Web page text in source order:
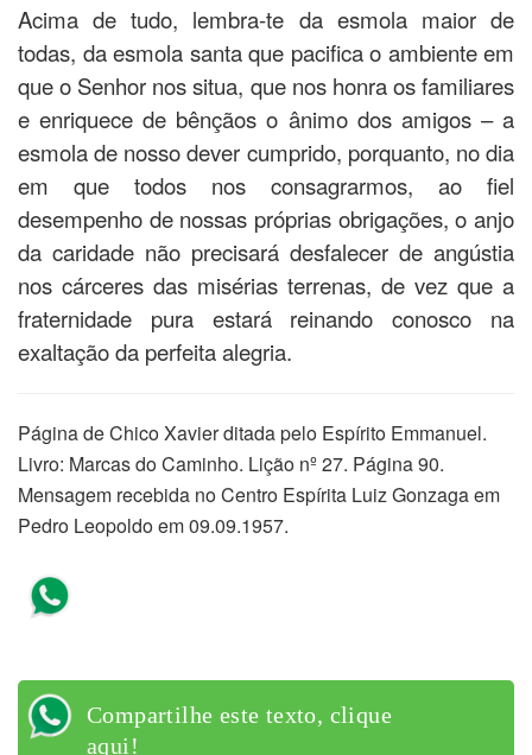
Acima de tudo, lembra-te da esmola maior de
todas, da esmola santa que pacifica o ambiente em
que o Senhor nos situa, que nos honra os familiares
e enriquece de bênçãos o ânimo dos amigos – a
esmola de nosso dever cumprido, porquanto, no dia
em que todos nos consagrarmos, ao fiel
desempenho de nossas próprias obrigações, o anjo
da caridade não precisará desfalecer de angústia
nos cárceres das misérias terrenas, de vez que a
fraternidade pura estará reinando conosco na
exaltação da perfeita alegria.
Página de Chico Xavier ditada pelo Espírito Emmanuel.
Livro: Marcas do Caminho. Lição nº 27. Página 90.
Mensagem recebida no Centro Espírita Luiz Gonzaga em
Pedro Leopoldo em 09.09.1957.
Compartilhe este texto, clique
aqui!